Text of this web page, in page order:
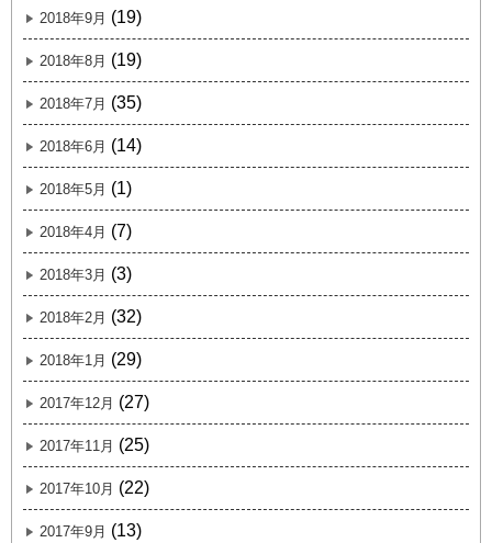
2018年9月 (19)
2018年8月 (19)
2018年7月 (35)
2018年6月 (14)
2018年5月 (1)
2018年4月 (7)
2018年3月 (3)
2018年2月 (32)
2018年1月 (29)
2017年12月 (27)
2017年11月 (25)
2017年10月 (22)
2017年9月 (13)